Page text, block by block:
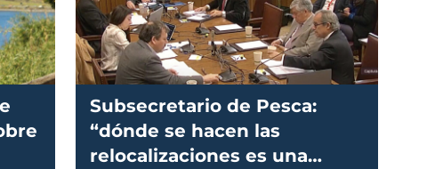
Subsecretario de Pesca:
“dónde se hacen las
relocalizaciones es una